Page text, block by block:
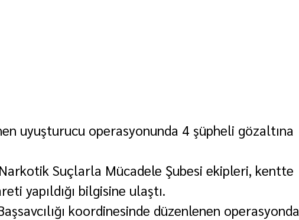
uyuşturucu operasyonunda 4 şüpheli gözaltına
Suçlarla Mücadele Şubesi ekipleri, kentte
yapıldığı bilgisine ulaştı.
koordinesinde düzenlenen operasyonda